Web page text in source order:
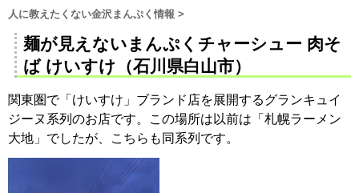
人に教えたくない金沢まんぷく情報 >
麺が見えないまんぷくチャーシュー 肉そ
ば けいすけ（石川県白山市）
関東圏で「けいすけ」ブランド店を展開するグランキュイ
ジーヌ系列のお店です。この場所は以前は「札幌ラーメン
大地」でしたが、こちらも同系列です。